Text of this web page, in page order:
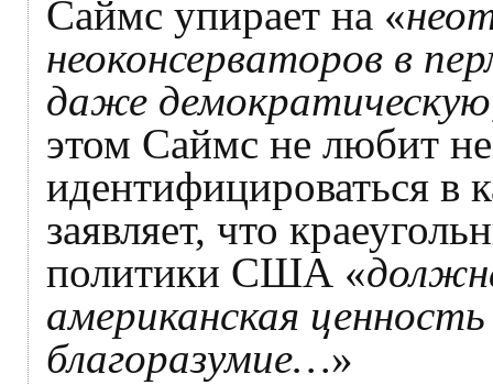
Саймс упирает на «
неоконсерваторов в
даже
этом Саймс не любит
идентифицироваться в
заявляет, что
политики США «
американская
благоразумие…»